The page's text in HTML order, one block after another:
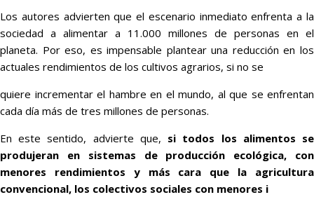
Los autores advierten que el escenario inmediato enfrenta a la
sociedad a alimentar a 11.000 millones de personas en el
planeta. Por eso, es impensable plantear una reducción en los
actuales rendimientos de los cultivos agrarios, si no se
quiere incrementar el hambre en el mundo, al que se enfrentan
cada día más de tres millones de personas.
En este sentido, advierte que, si todos los alimentos se
produjeran en sistemas de producción ecológica, con
menores rendimientos y más cara que la agricultura
convencional, los colectivos sociales con menores i